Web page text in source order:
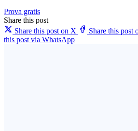
Prova gratis
Share this post
Share this post on X
Share this post
this post via WhatsApp